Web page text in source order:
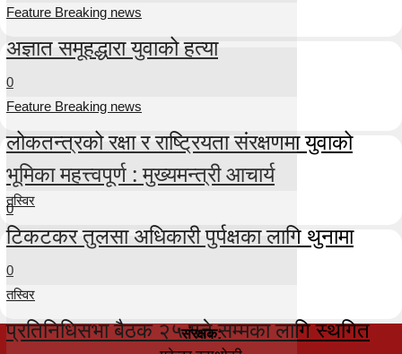
Feature Breaking news
अज्ञात समूहद्धारा युवाको हत्या
0
Feature Breaking news
लोकतन्त्रको रक्षा र राष्ट्रियता संरक्षणमा युवाको
भूमिका महत्त्वपूर्ण : मुख्यमन्त्री आचार्य
0
तस्विर
टिकटकर तुलसा अधिकारी पुर्पक्षका लागि थुनामा
0
तस्विर
प्रतिनिधिसभा बैठक २५ गते सम्मका लागि स्थगित
संरक्षक: